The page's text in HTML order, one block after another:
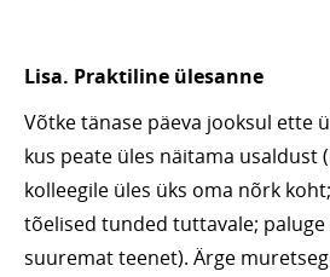
Lisa. Praktiline ülesanne
Võtke tänase päeva jooksul ette
kus peate üles näitama usaldust
kolleegile üles üks oma nõrk
tõelised tunded tuttavale;
suuremat teenet). Ärge